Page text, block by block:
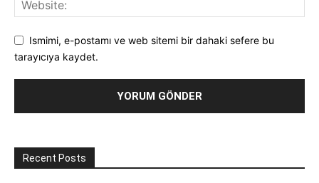
Ismimi, e-postamı ve web sitemi bir dahaki sefere bu
tarayıcıya kaydet.
Recent Posts